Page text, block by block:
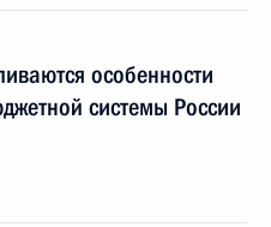
особенности
системы России